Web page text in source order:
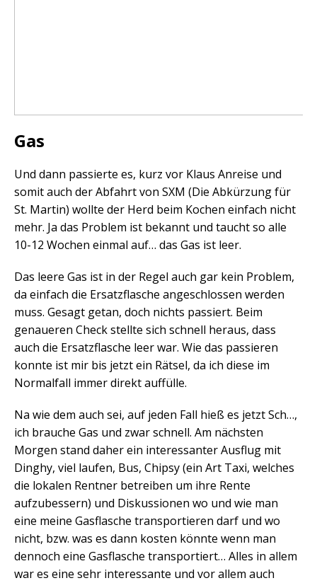
Gas
Und dann passierte es, kurz vor Klaus Anreise und
somit auch der Abfahrt von SXM (Die Abkürzung für
St. Martin) wollte der Herd beim Kochen einfach nicht
mehr. Ja das Problem ist bekannt und taucht so alle
10-12 Wochen einmal auf… das Gas ist leer.
Das leere Gas ist in der Regel auch gar kein Problem,
da einfach die Ersatzflasche angeschlossen werden
muss. Gesagt getan, doch nichts passiert. Beim
genaueren Check stellte sich schnell heraus, dass
auch die Ersatzflasche leer war. Wie das passieren
konnte ist mir bis jetzt ein Rätsel, da ich diese im
Normalfall immer direkt auffülle.
Na wie dem auch sei, auf jeden Fall hieß es jetzt Sch…,
ich brauche Gas und zwar schnell. Am nächsten
Morgen stand daher ein interessanter Ausflug mit
Dinghy, viel laufen, Bus, Chipsy (ein Art Taxi, welches
die lokalen Rentner betreiben um ihre Rente
aufzubessern) und Diskussionen wo und wie man
eine meine Gasflasche transportieren darf und wo
nicht, bzw. was es dann kosten könnte wenn man
dennoch eine Gasflasche transportiert… Alles in allem
war es eine sehr interessante und vor allem auch